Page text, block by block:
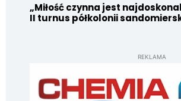
„Miłość czynna jest
II turnus półkolonii
REKLAMA